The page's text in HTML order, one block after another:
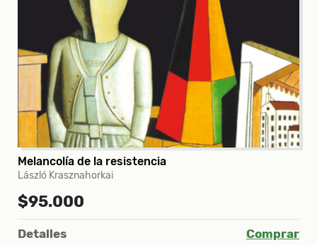
Melancolía de la resistencia
László Krasznahorkai
$95.000
Detalles Comprar